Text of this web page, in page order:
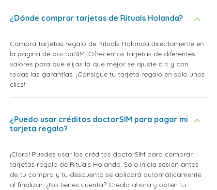
¿Dónde comprar tarjetas de Rituals Holanda?
Compra tarjetas regalo de Rituals Holanda directamente en
la página de doctorSIM. Ofrecemos tarjetas de diferentes
valores para que elijas la que mejor se ajuste a ti y con
todas las garantías. ¡Consigue tu tarjeta regalo en solo unos
clics!
¿Puedo usar créditos doctorSIM para pagar mi
tarjeta regalo?
¡Claro! Puedes usar los créditos doctorSIM para comprar
tarjetas regalo de Rituals Holanda. Solo inicia sesión antes
de tu compra y tu descuento se aplicará automáticamente
al finalizar. ¿No tienes cuenta? Créala ahora y obtén tu